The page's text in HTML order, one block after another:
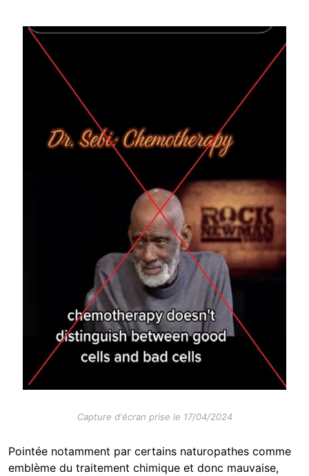
Image
Capture d'écran prise le 17/04/2024
Pointée notamment par certains naturopathes comme
emblème du traitement chimique et donc mauvaise,